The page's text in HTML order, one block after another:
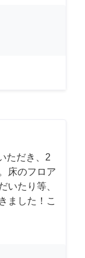
ただき、2
床のフロア
いたり等、
ました！こ